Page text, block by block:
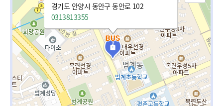
경기도 안양시 동안구 동안로 102
0313813355